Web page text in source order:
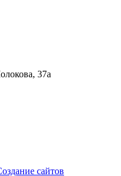
37а
сайтов